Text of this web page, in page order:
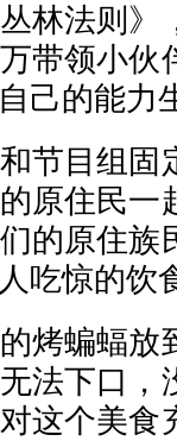
林法则》
带领小伙
己的能力
节目组固
原住民一
的原住族
吃惊的饮
烤蝙蝠放
法下口，
这个美食